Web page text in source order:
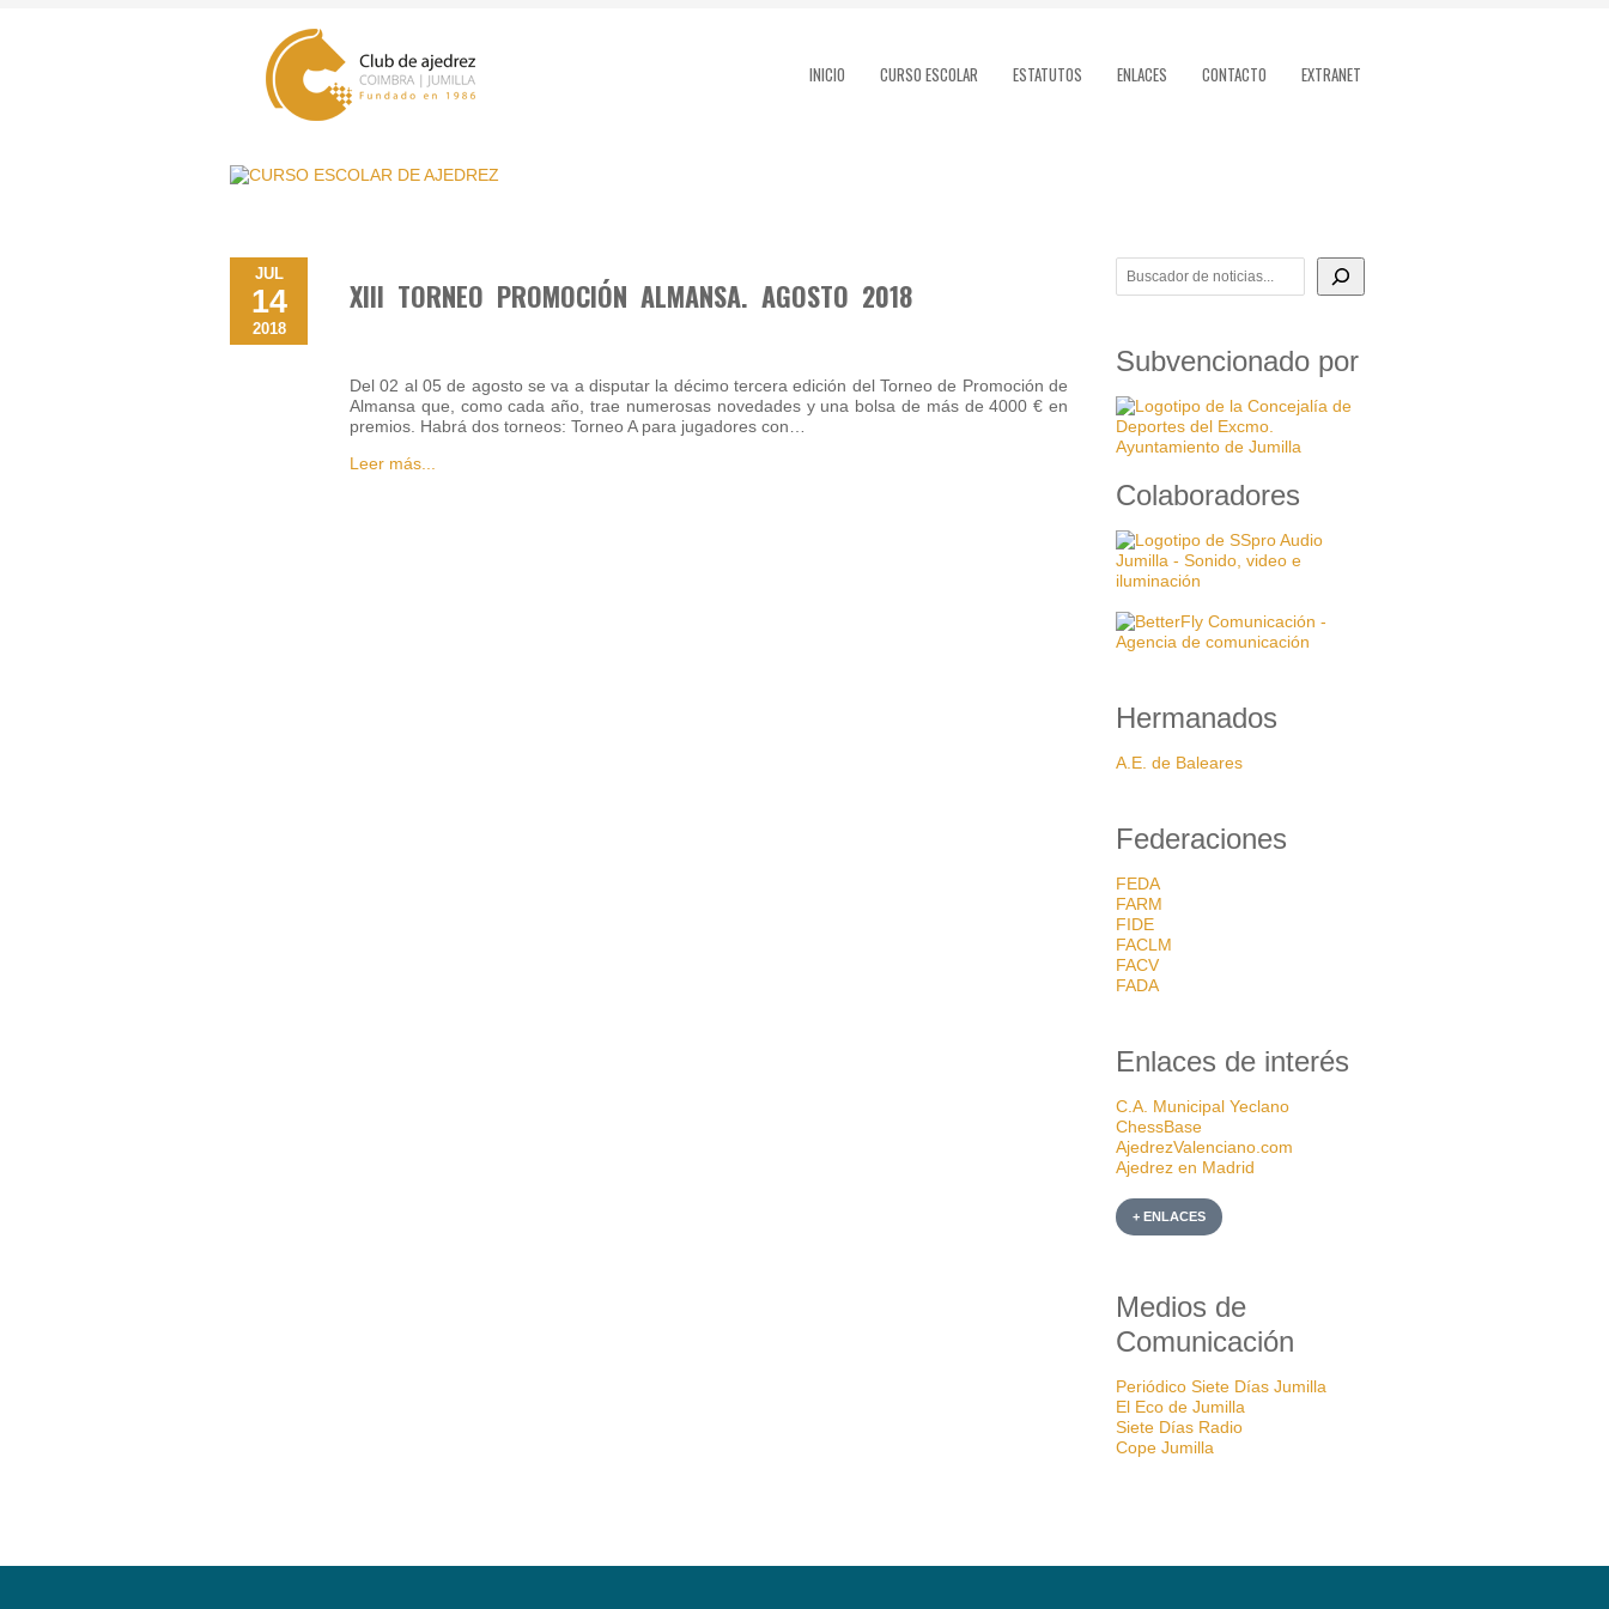
INICIO CURSO ESCOLAR ESTATUTOS ENLACES CONTACTO EXTRANET
JUL
14
2018
XIII TORNEO PROMOCIÓN ALMANSA. AGOSTO 2018
Del 02 al 05 de agosto se va a disputar la décimo tercera edición del Torneo de Promoción de
Almansa que, como cada año, trae numerosas novedades y una bolsa de más de 4000 € en
premios. Habrá dos torneos: Torneo A para jugadores con…
Leer más...
BUSCADOR DE NOTICIAS
Subvencionado por
Colaboradores
Hermanados
A.E. de Baleares
Federaciones
FEDA
FARM
FIDE
FACLM
FACV
FADA
Enlaces de interés
C.A. Municipal Yeclano
ChessBase
AjedrezValenciano.com
Ajedrez en Madrid
+ ENLACES
Medios de
Comunicación
Periódico Siete Días Jumilla
El Eco de Jumilla
Siete Días Radio
Cope Jumilla